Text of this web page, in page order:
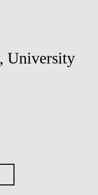
University